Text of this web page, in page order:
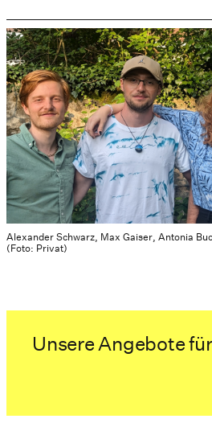
Alexander Schwarz, Max Gaiser, Antonia
(Foto: Privat)
Unsere Angebote